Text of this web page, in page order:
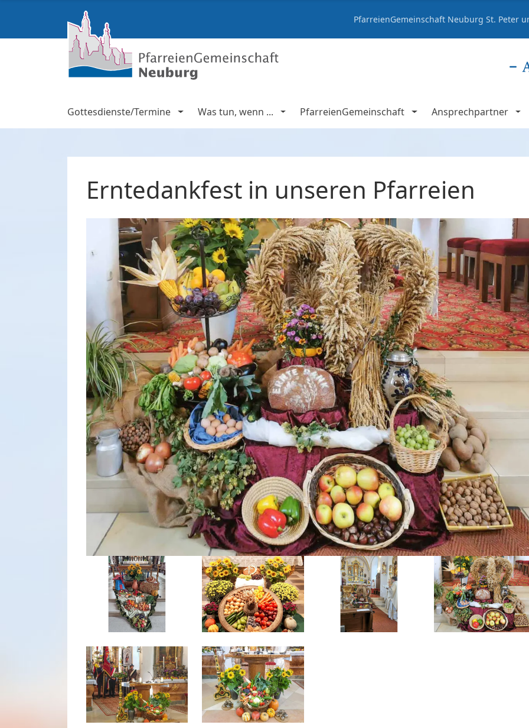
PfarreienGemeinschaft Neuburg St. Peter
Gottesdienste/Termine Was tun, wenn ... PfarreienGemeinschaft Ansprechpartner
Erntedankfest in unseren Pfarreien